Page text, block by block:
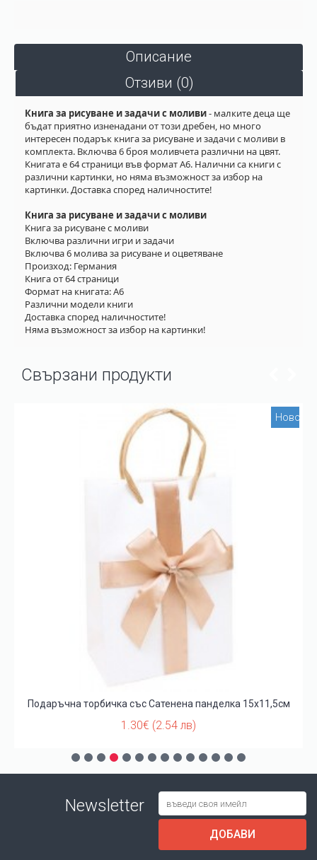
Описание
Отзиви (0)
Книга за рисуване и задачи с моливи- малките деца ще
бъдат приятно изненадани от този дребен, но много
интересен подарък книга за рисуване и задачи с моливи в
комплекта. Включва 6 броя моливчета различни на цвят.
Книгата е 64 страници във формат А6. Налични са книги с
различни картинки, но няма възможност за избор на
картинки. Доставка според наличностите!
Книга за рисуване и задачи с моливи
Книга за рисуване с моливи
Включва различни игри и задачи
Включва 6 молива за рисуване и оцветяване
Произход: Германия
Книга от 64 страници
Формат на книгата: А6
Различни модели книги
Доставка според наличностите!
Няма възможност за избор на картинки!
Свързани продукти
Ново
Подаръчна торбичка със Сатенена панделка 15х11,5см
1.30€ (2.54 лв)
Newsletter
ДОБАВИ